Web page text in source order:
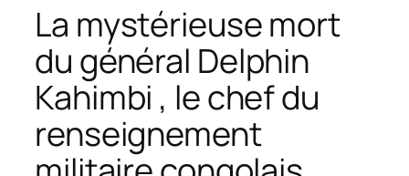
La mystérieuse mort
du général Delphin
Kahimbi , le chef du
renseignement